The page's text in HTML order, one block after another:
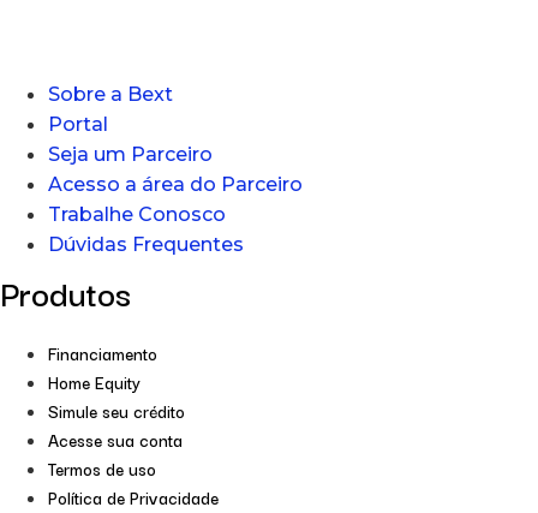
Sobre a Bext
Portal
Seja um Parceiro
Acesso a área do Parceiro
Trabalhe Conosco
Dúvidas Frequentes
Produtos
Financiamento
Home Equity
Simule seu crédito
Acesse sua conta
Termos de uso
Política de Privacidade